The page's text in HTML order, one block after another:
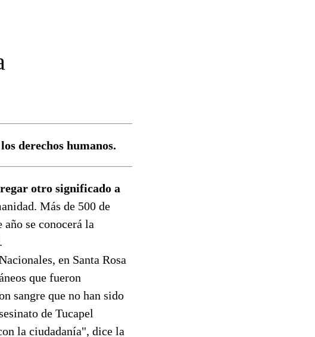
derechos humanos.
otro significado a
Más de 500 de
se conocerá la
en Santa Rosa
que fueron
sangre que no han sido
de Tucapel
la ciudadanía", dice la